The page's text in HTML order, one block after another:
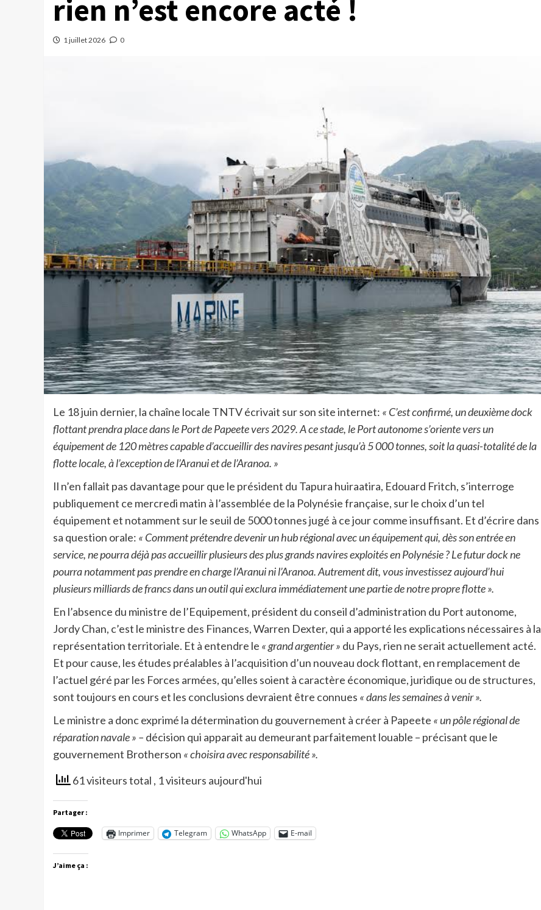
rien n’est encore acté !
1 juillet 2026 0
Le 18 juin dernier, la chaîne locale TNTV écrivait sur son site internet: « C’est confirmé, un deuxième dock
flottant prendra place dans le Port de Papeete vers 2029. A ce stade, le Port autonome s’oriente vers un
équipement de 120 mètres capable d’accueillir des navires pesant jusqu’à 5 000 tonnes, soit la quasi-totalité de la
flotte locale, à l’exception de l’Aranui et de l’Aranoa. »
Il n’en fallait pas davantage pour que le président du Tapura huiraatira, Edouard Fritch, s’interroge
publiquement ce mercredi matin à l’assemblée de la Polynésie française, sur le choix d’un tel
équipement et notamment sur le seuil de 5000 tonnes jugé à ce jour comme insuffisant. Et d’écrire dans
sa question orale: « Comment prétendre devenir un hub régional avec un équipement qui, dès son entrée en
service, ne pourra déjà pas accueillir plusieurs des plus grands navires exploités en Polynésie ? Le futur dock ne
pourra notamment pas prendre en charge l’Aranui ni l’Aranoa. Autrement dit, vous investissez aujourd’hui
plusieurs milliards de francs dans un outil qui exclura immédiatement une partie de notre propre flotte ».
En l’absence du ministre de l’Equipement, président du conseil d’administration du Port autonome,
Jordy Chan, c’est le ministre des Finances, Warren Dexter, qui a apporté les explications nécessaires à la
représentation territoriale. Et à entendre le « grand argentier » du Pays, rien ne serait actuellement acté.
Et pour cause, les études préalables à l’acquisition d’un nouveau dock flottant, en remplacement de
l’actuel géré par les Forces armées, qu’elles soient à caractère économique, juridique ou de structures,
sont toujours en cours et les conclusions devraient être connues « dans les semaines à venir ».
Le ministre a donc exprimé la détermination du gouvernement à créer à Papeete « un pôle régional de
réparation navale » – décision qui apparait au demeurant parfaitement louable – précisant que le
gouvernement Brotherson « choisira avec responsabilité ».
61 visiteurs total , 1 visiteurs aujourd'hui
Partager :
Imprimer Telegram WhatsApp E-mail
J’aime ça :